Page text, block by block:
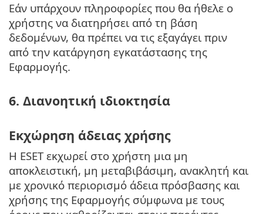
Εάν υπάρχουν πληροφορίες που θα ήθελε ο
χρήστης να διατηρήσει από τη βάση
δεδομένων, θα πρέπει να τις εξαγάγει πριν
από την κατάργηση εγκατάστασης της
Εφαρμογής.
6. Διανοητική ιδιοκτησία
Εκχώρηση άδειας χρήσης
Η ESET εκχωρεί στο χρήστη μια μη
αποκλειστική, μη μεταβιβάσιμη, ανακλητή και
με χρονικό περιορισμό άδεια πρόσβασης και
χρήσης της Εφαρμογής σύμφωνα με τους